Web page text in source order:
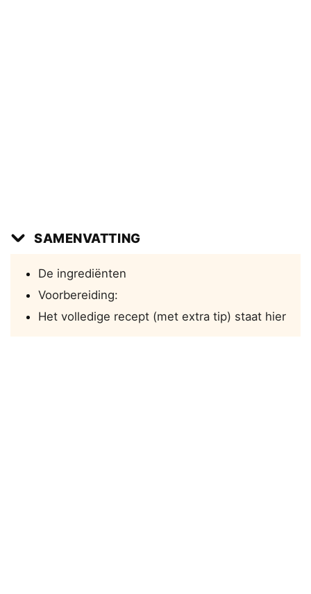
SAMENVATTING
De ingrediënten
Voorbereiding:
Het volledige recept (met extra tip) staat hier